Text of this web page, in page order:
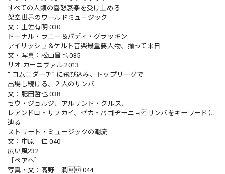
すべての人類の喜怒哀楽を受け止める
架空世界のワールドミュージック
文：土佐有明 030
ドーナル・ラニー＆パディ・グラッキン
アイリッシュ＆ケルト音楽最重要人物、揃って来日
文・写真：松山晋也 035
リオ カーニヴァル 2013
“ コムニダーヂ” に飛び込み、トップリーグで
出場し続ける、２人のサンバ
文：肥田哲也 038
セウ・ジョルジ、アルリンド・クルス、
レアンドロ・サプカイ、ゼカ・パゴヂーニョ サンバをキーワードに
辿る
ストリート・ミュージックの潮流
文：中原 仁 040
広い風232
［ペアヘ］
写真・文：高野 潤 044